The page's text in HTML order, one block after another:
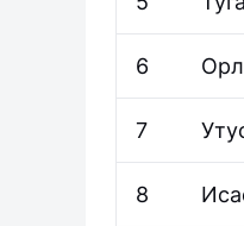
6
7
8